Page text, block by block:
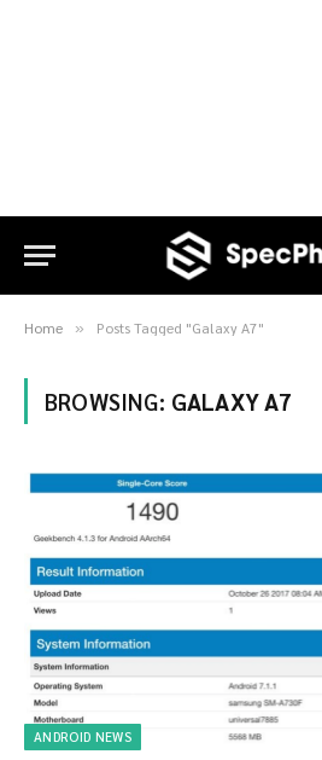
Home » Posts Tagged "Galaxy A7"
BROWSING: GALAXY A7
ANDROID NEWS